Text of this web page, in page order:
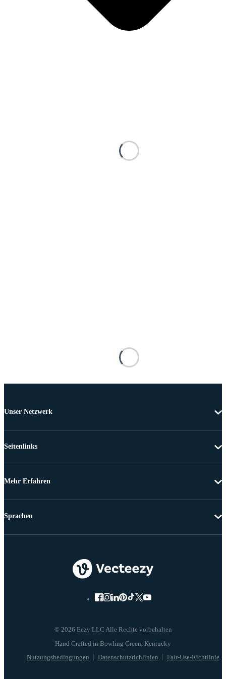
Unser Netzwerk
Seitenlinks
Mehr Erfahren
© 2026 Eezy LLC Alle Rechte vorbehalten
Nutzungsbedingungen Datenschutzrichlinien Fair-Use-Richtlinie
Sprachen